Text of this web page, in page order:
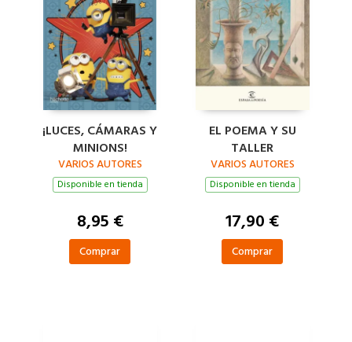
¡LUCES, CÁMARAS Y
MINIONS!
VARIOS AUTORES
Disponible en tienda
8,95 €
Comprar
EL POEMA Y SU
TALLER
VARIOS AUTORES
Disponible en tienda
17,90 €
Comprar